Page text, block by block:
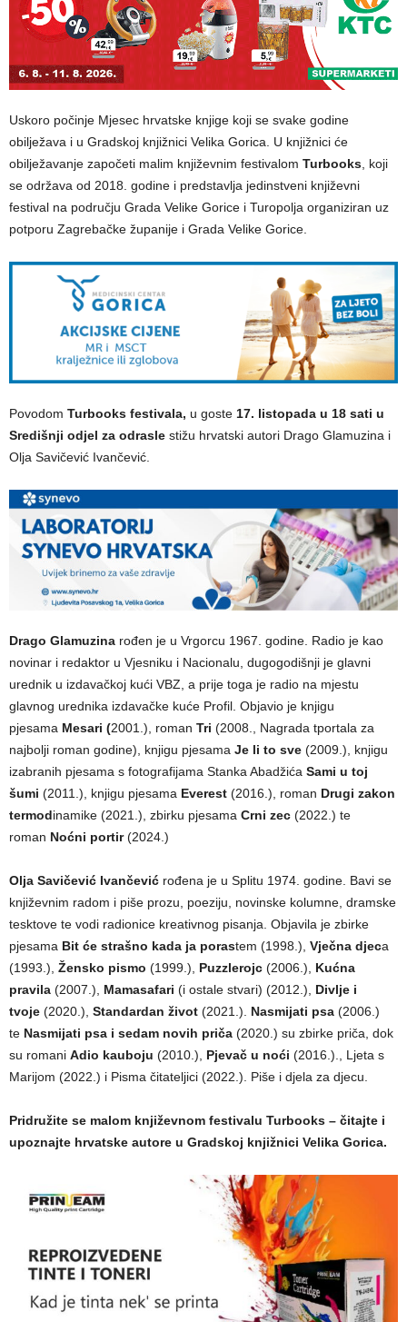
Uskoro počinje Mjesec hrvatske knjige koji se svake godine
obilježava i u Gradskoj knjižnici Velika Gorica. U knjižnici će
obilježavanje započeti malim književnim festivalom Turbooks , koji
se održava od 2018. godine i predstavlja jedinstveni književni
festival na području Grada Velike Gorice i Turopolja organiziran uz
potporu Zagrebačke županije i Grada Velike Gorice.
Povodom Turbooks festivala, u goste 17. listopada u 18 sati u
Središnji odjel za odrasle stižu hrvatski autori Drago Glamuzina i
Olja Savičević Ivančević.
Drago Glamuzina rođen je u Vrgorcu 1967. godine. Radio je kao
novinar i redaktor u Vjesniku i Nacionalu, dugogodišnji je glavni
urednik u izdavačkoj kući VBZ, a prije toga je radio na mjestu
glavnog urednika izdavačke kuće Profil. Objavio je knjigu
pjesama Mesari (2001.), roman Tri (2008., Nagrada tportala za
najbolji roman godine), knjigu pjesama Je li to sve (2009.), knjigu
izabranih pjesama s fotografijama Stanka Abadžića Sami u toj
šumi (2011.), knjigu pjesama Everest (2016.), roman Drugi zakon
termodinamike (2021.), zbirku pjesama Crni zec (2022.) te
roman Noćni portir(2024.)
Olja Savičević Ivančević rođena je u Splitu 1974. godine. Bavi se
književnim radom i piše prozu, poeziju, novinske kolumne, dramske
tesktove te vodi radionice kreativnog pisanja. Objavila je zbirke
pjesama Bit će strašno kada ja porastem (1998.), Vječna djeca
(1993.), Žensko pismo (1999.), Puzzlerojc (2006.), Kućna
pravila (2007.), Mamasafari (i ostale stvari) (2012.), Divlje i
tvoje (2020.), Standardan život (2021.). Nasmijati psa (2006.)
te Nasmijati psa i sedam novih priča (2020.) su zbirke priča, dok
su romani Adio kauboju (2010.), Pjevač u noći (2016.)., Ljeta s
Marijom (2022.) i Pisma čitateljici (2022.). Piše i djela za djecu.
Pridružite se malom književnom festivalu Turbooks – čitajte i
upoznajte hrvatske autore u Gradskoj knjižnici Velika Gorica.